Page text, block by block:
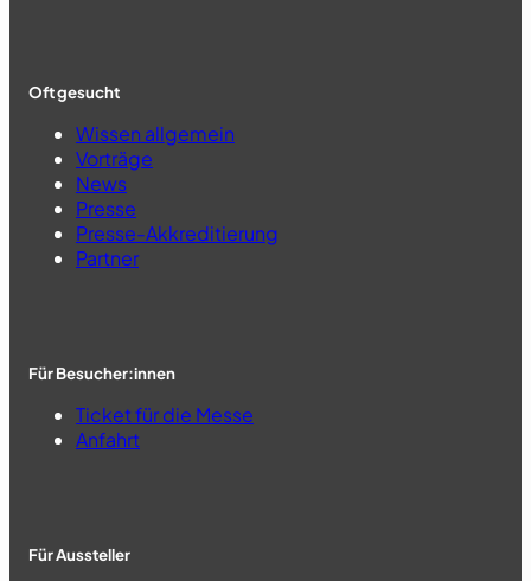
Oft gesucht
Wissen allgemein
Vorträge
News
Presse
Presse-Akkreditierung
Partner
Für Besucher:innen
Ticket für die Messe
Anfahrt
Für Aussteller